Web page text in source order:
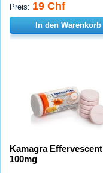
Preis: 19 Chf
In den Warenkorb
Kamagra Effervescent
100mg